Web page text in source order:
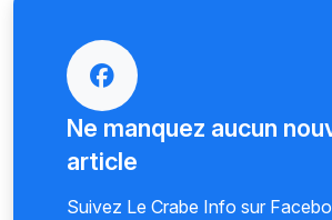
Ne manquez aucun
article
Suivez Le Crabe Info sur